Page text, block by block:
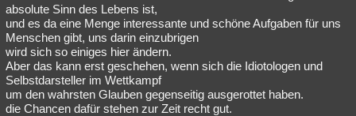
absolute Sinn des Lebens ist,
und es da eine Menge interessante und schöne Aufgaben für uns
Menschen gibt, uns darin einzubrigen
wird sich so einiges hier ändern.
Aber das kann erst geschehen, wenn sich die Idiotologen und
Selbstdarsteller im Wettkampf
um den wahrsten Glauben gegenseitig ausgerottet haben.
die Chancen dafür stehen zur Zeit recht gut.